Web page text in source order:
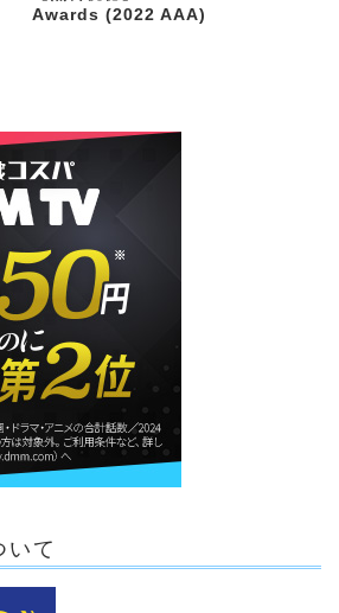
Awards (2022 AAA)
て